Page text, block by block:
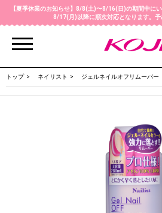
【夏季休業のお知らせ】8/8(土)〜8/16(日)の期間中に
8/17(月)以降に順次対応となります。予
Menu
トップ ネイリスト ジェルネイルオフリムーバー